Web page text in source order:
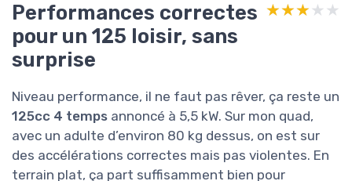
Performances correctes
pour un 125 loisir, sans
surprise
★★★★★
★★★★★
Niveau performance, il ne faut pas rêver, ça reste un
125cc 4 temps annoncé à 5,5 kW. Sur mon quad,
avec un adulte d’environ 80 kg dessus, on est sur
des accélérations correctes mais pas violentes. En
terrain plat, ça part suffisamment bien pour